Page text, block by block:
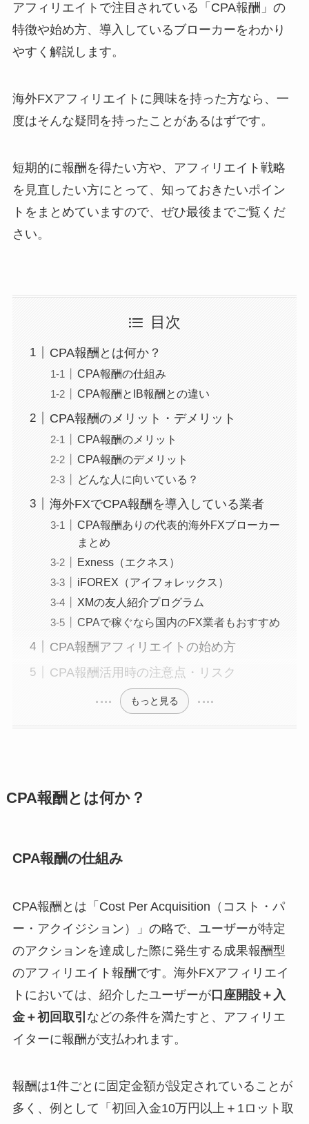
アフィリエイトで注目されている「CPA報酬」の
特徴や始め方、導入しているブローカーをわかり
やすく解説します。
海外FXアフィリエイトに興味を持った方なら、一
度はそんな疑問を持ったことがあるはずです。
短期的に報酬を得たい方や、アフィリエイト戦略
を見直したい方にとって、知っておきたいポイン
トをまとめていますので、ぜひ最後までご覧くだ
さい。
目次
CPA報酬とは何か？
CPA報酬の仕組み
CPA報酬とIB報酬との違い
CPA報酬のメリット・デメリット
CPA報酬のメリット
CPA報酬のデメリット
どんな人に向いている？
海外FXでCPA報酬を導入している業者
CPA報酬ありの代表的海外FXブローカー
まとめ
Exness（エクネス）
iFOREX（アイフォレックス）
XMの友人紹介プログラム
CPAで稼ぐなら国内のFX業者もおすすめ
CPA報酬アフィリエイトの始め方
CPA報酬活用時の注意点・リスク
もっと見る
CPA報酬とは何か？
CPA報酬の仕組み
CPA報酬とは「Cost Per Acquisition（コスト・パ
ー・アクイジション）」の略で、ユーザーが特定
のアクションを達成した際に発生する成果報酬型
のアフィリエイト報酬です。海外FXアフィリエイ
トにおいては、紹介したユーザーが口座開設＋入
金＋初回取引 などの条件を満たすと、アフィリエ
イターに報酬が支払われます。
報酬は1件ごとに固定金額が設定されていることが
多く、例として「初回入金10万円以上＋1ロット取